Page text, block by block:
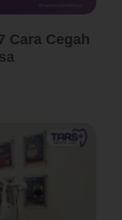
Cara Cegah